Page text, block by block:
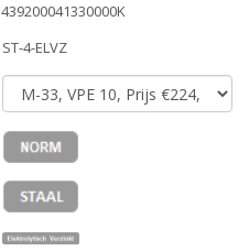
439200041330000K
ST-4-ELVZ